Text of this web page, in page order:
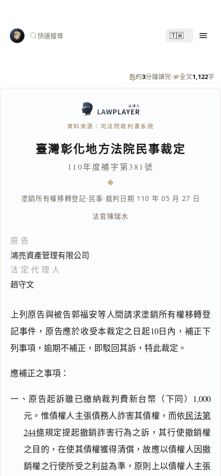
快速搜尋 🇹🇼
約3分鐘讀完· 全文1,122字
資料來源：司法院裁判書系統
臺灣彰化地方法院民事裁定
110年度補字第381號
塗銷所有權移轉登記·民事·裁判日期 110 年 05 月 27 日
法官陳瑞水
原告
鴻亮資產管理有限公司
法定代理人
趙守文
上列原告與被告郭福安等人間請求塗銷所有權移轉登
記事件，原告應於收受本裁定之日起10日內，補正下
列事項，逾期不補正，即駁回其訴，特此裁定。
應補正之事項：
一、原告起訴雖已繳納裁判費新台幣（下同）1,000
元。惟債權人主張債務人詐害其債權，而依民法第
244條規定提起撤銷詐害行為之訴，其行使撤銷權
之目的，在使其債權獲得清償，故應以債權人因撤
銷權之行使所受之利益為準，原則上以債權人主張